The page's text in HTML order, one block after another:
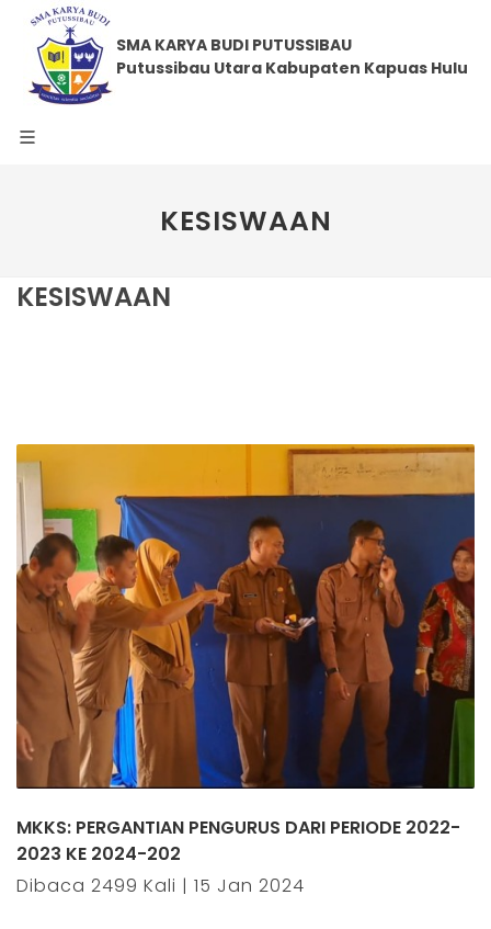
SMA KARYA BUDI PUTUSSIBAU
Putussibau Utara Kabupaten Kapuas Hulu
KESISWAAN
KESISWAAN
MKKS: PERGANTIAN PENGURUS DARI PERIODE 2022-
2023 KE 2024-202
Dibaca 2499 Kali | 15 Jan 2024